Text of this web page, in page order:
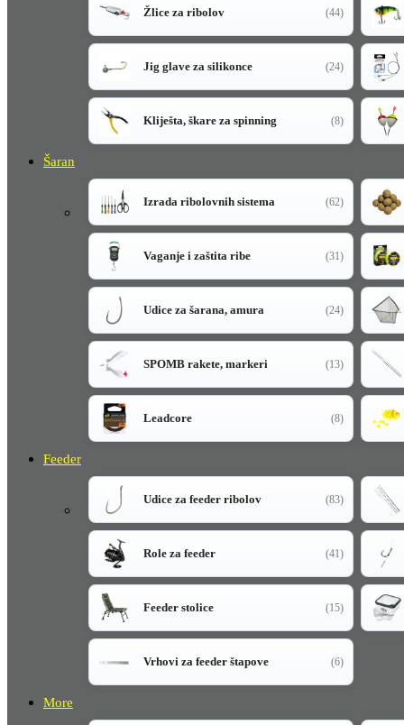
Žlice za ribolov (44)
Jig glave za silikonce (24)
Kliješta, škare za spinning (8)
Šaran
Izrada ribolovnih sistema (62)
Vaganje i zaštita ribe (31)
Udice za šarana, amura (24)
SPOMB rakete, markeri (13)
Leadcore (8)
Feeder
Udice za feeder ribolov (83)
Role za feeder (41)
Feeder stolice (15)
Vrhovi za feeder štapove (6)
More